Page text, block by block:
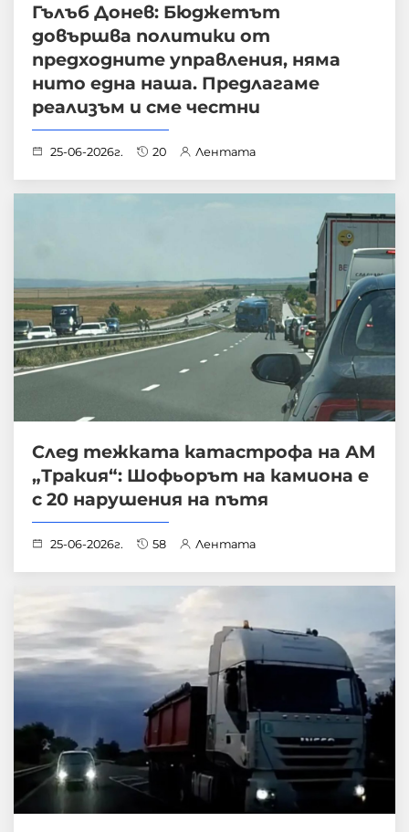
Гълъб Донев: Бюджетът
довършва политики от
предходните управления, няма
нито една наша. Предлагаме
реализъм и сме честни
25-06-2026г. 20 Лентата
След тежката катастрофа на АМ
„Тракия“: Шофьорът на камиона е
с 20 нарушения на пътя
25-06-2026г. 58 Лентата